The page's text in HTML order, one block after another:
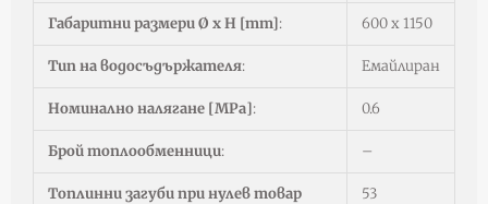
Габаритни размери Ø x H [mm]: 600 x 1150
Тип на водосъдържателя: Eмайлиран
Номинално налягане [MPa]: 0.6
Брой топлообменници: –
Топлинни загуби при нулев товар
53